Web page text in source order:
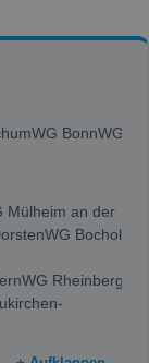
WG BonnWG
Mülheim an der
WG Bocholt
WG Rheinberg